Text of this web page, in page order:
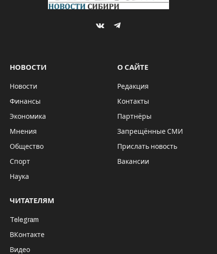
VKontakteTelegram
НОВОСТИ
Новости
Финансы
Экономика
Мнения
Общество
Спорт
Наука
О САЙТЕ
Редакция
Контакты
Партнёры
Запрещённые СМИ
Прислать новость
Вакансии
ЧИТАТЕЛЯМ
Telegram
ВКонтакте
Видео